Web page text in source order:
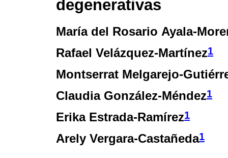
degenerativas
María del Rosario Ayala-
Rafael Velázquez-Martínez1
Montserrat Melgarejo-
Claudia González-Méndez1
Erika Estrada-Ramírez1
Arely Vergara-Castañeda1